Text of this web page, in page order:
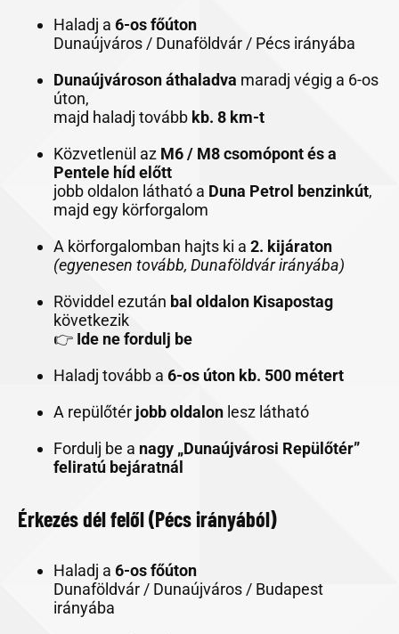
Haladj a 6-os főúton
Dunaújváros / Dunaföldvár / Pécs irányába
Dunaújvároson áthaladva maradj végig a 6-os
úton,
majd haladj tovább kb. 8 km-t
Közvetlenül az M6 / M8 csomópont és a
Pentele híd előtt
jobb oldalon látható a Duna Petrol benzinkút,
majd egy körforgalom
A körforgalomban hajts ki a 2. kijáraton
(egyenesen tovább, Dunaföldvár irányába)
Röviddel ezután bal oldalon Kisapostag
következik
👉 Ide ne fordulj be
Haladj tovább a 6-os úton kb. 500 métert
A repülőtér jobb oldalonlesz látható
Fordulj be a nagy „Dunaújvárosi Repülőtér”
feliratú bejáratnál
Érkezés dél felől (Pécs irányából)
Haladj a 6-os főúton
Dunaföldvár / Dunaújváros / Budapest
irányába